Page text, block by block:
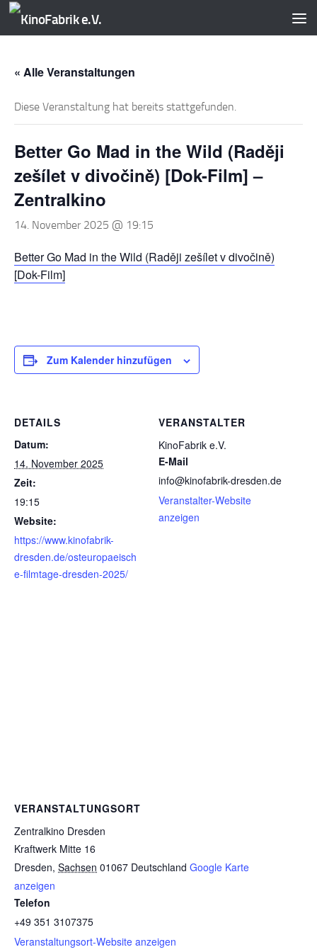
Zum Inhalt springen
« Alle Veranstaltungen
Diese Veranstaltung hat bereits stattgefunden.
Better Go Mad in the Wild (Raději
zešílet v divočině) [Dok-Film] –
Zentralkino
14. November 2025 @ 19:15
Better Go Mad in the Wild (Raději zešílet v divočině)
[Dok-Film]
Zum Kalender hinzufügen
DETAILS
Datum:
14. November 2025
Zeit:
19:15
Website:
https://www.kinofabrik-
dresden.de/osteuropaeisch
e-filmtage-dresden-2025/
VERANSTALTER
KinoFabrik e.V.
E-Mail
info@kinofabrik-dresden.de
Veranstalter-Website
anzeigen
VERANSTALTUNGSORT
Zentralkino Dresden
Kraftwerk Mitte 16
Dresden, Sachsen 01067 Deutschland Google Karte
anzeigen
Telefon
+49 351 3107375
Veranstaltungsort-Website anzeigen